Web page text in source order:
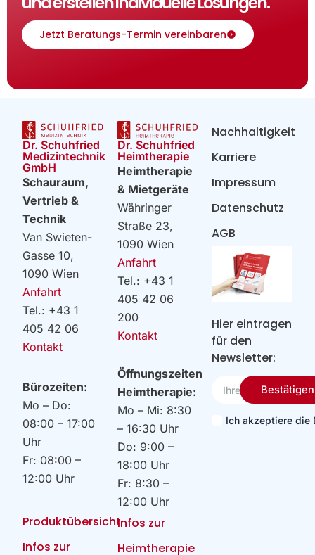
Jetzt Beratungs-Termin vereinbaren
Dr. Schuhfried
Medizintechnik
GmbH
Schauraum,
Vertrieb &
Technik
Van Swieten-
Gasse 10,
1090 Wien
Anfahrt
Tel.: +43 1
405 42 06
Kontakt
Bürozeiten:
Mo – Do:
08:00 – 17:00
Uhr
Fr: 08:00 –
12:00 Uhr
Produktübersicht
Infos zur
Dr. Schuhfried
Heimtherapie
Heimtherapie
& Mietgeräte
Währinger
Straße 23,
1090 Wien
Anfahrt
Tel.: +43 1
405 42 06
200
Kontakt
Öffnungszeiten
Heimtherapie:
Mo – Mi: 8:30
– 16:30 Uhr
Do: 9:00 –
18:00 Uhr
Fr: 8:30 –
12:00 Uhr
Infos zur
Heimtherapie
Hier eintragen
für den
Newsletter:
Email
Ich akzeptiere die
Bestätigen
Nachhaltigkeit
Karriere
Impressum
Datenschutz
AGB